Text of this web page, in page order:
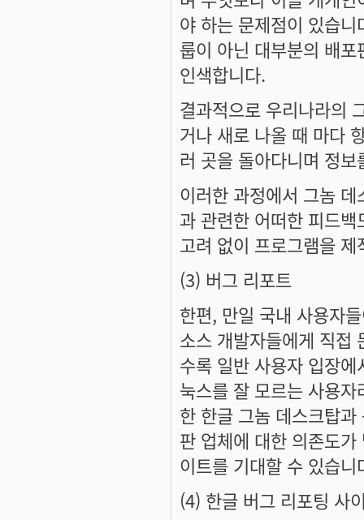
야 하는 문제점이 있습
룹이 아닌 대부분의 배
인색합니다.
결과적으로 우리나라의
거나 새로 나올 때 마다
러 곳을 돌아다니며 정
이러한 과정에서 그놈
과 관련한 어떠한 피드
고려 없이 프로그램을
(3) 버그 리포트
한편, 만일 국내 사용자
소스 개발자들에게 직접
수록 일반 사용자 입장
눅스를 잘 모르는 사용
한 한글 그놈 데스크탑
판 업체에 대한 의존도
이트를 기대할 수 있습니
(4) 한글 버그 리포팅 사